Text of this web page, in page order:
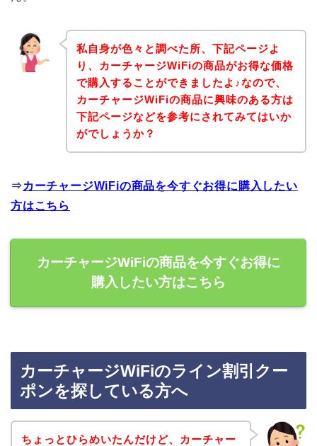
私自身が色々と調べた所、下記ページよ
り、カーチャージWiFiの商品がお得な価格
で購入することができましたよ♪なので、
カーチャージWiFiの商品に興味のある方は
下記ページなどを参考にされてみてはいか
がでしょうか？
⇒ カーチャージWiFiの商品を今すぐお得に購入したい
方はこちら
カーチャージWiFiの商品を今すぐお得に
購入したい方はこちら
カーチャージWiFiのライン割引クー
ポンを探している方へ
ちょっとひらめいたんだけど、カーチャー